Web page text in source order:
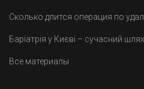
Сколько длится операция по
Баріатрія у Києві – сучасний
Все материалы